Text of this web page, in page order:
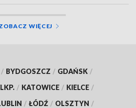
WIĘCEJ
/ BYDGOSZCZ / GDAŃSK /
/ KATOWICE / KIELCE /
/ ŁÓDŹ / OLSZTYN /